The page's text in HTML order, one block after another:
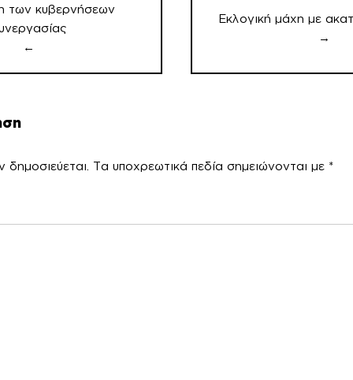
των κυβερνήσεων
←
Εκλογική μάχη με
→
Τα υποχρεωτικά πεδία σημειώνονται με *